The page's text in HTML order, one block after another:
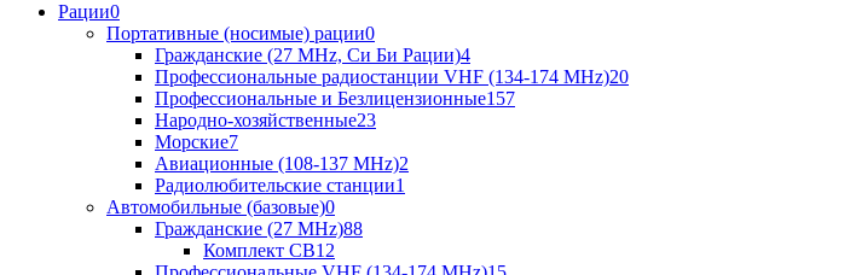
Рации0
Портативные (носимые) рации0
Гражданские (27 MHz, Си Би Рации)4
Профессиональные радиостанции VHF (134-174 MHz)20
Профессиональные и Безлицензионные157
Народно-хозяйственные23
Морские7
Авиационные (108-137 MHz)2
Радиолюбительские станции1
Автомобильные (базовые)0
Гражданские (27 MHz)88
Комплект CB12